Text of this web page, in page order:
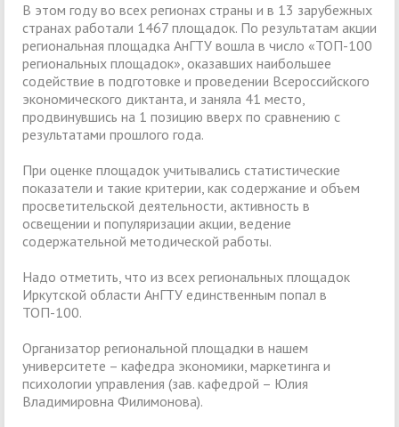
В этом году во всех регионах страны и в 13 зарубежных
странах работали 1467 площадок. По результатам акции
региональная площадка АнГТУ вошла в число «ТОП-100
региональных площадок», оказавших наибольшее
содействие в подготовке и проведении Всероссийского
экономического диктанта, и заняла 41 место,
продвинувшись на 1 позицию вверх по сравнению с
результатами прошлого года.
При оценке площадок учитывались статистические
показатели и такие критерии, как содержание и объем
просветительской деятельности, активность в
освещении и популяризации акции, ведение
содержательной методической работы.
Надо отметить, что из всех региональных площадок
Иркутской области АнГТУ единственным попал в
ТОП-100.
Организатор региональной площадки в нашем
университете – кафедра экономики, маркетинга и
психологии управления (зав. кафедрой – Юлия
Владимировна Филимонова).